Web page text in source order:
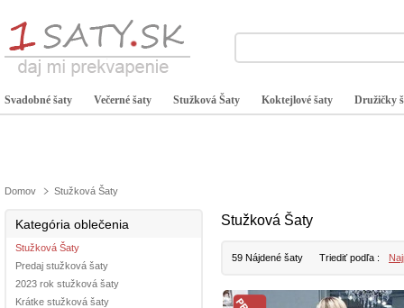
Svadobné šaty Večerné šaty Stužková Šaty Koktejlové šaty Družičky
Domov Stužková Šaty
Kategória oblečenia
Stužková Šaty
Predaj stužková šaty
2023 rok stužková šaty
Krátke stužková šaty
Stužková Šaty
59 Nájdené šaty Triediť podľa :